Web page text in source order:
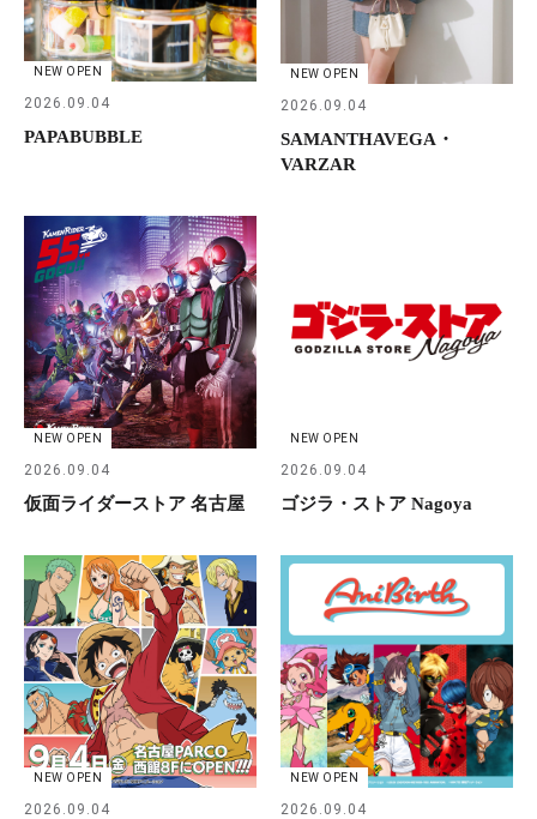
NEW OPEN
2026.09.04
PAPABUBBLE
NEW OPEN
2026.09.04
SAMANTHAVEGA・
VARZAR
NEW OPEN
2026.09.04
仮面ライダーストア 名古屋
NEW OPEN
2026.09.04
ゴジラ・ストア Nagoya
NEW OPEN
2026.09.04
NEW OPEN
2026.09.04